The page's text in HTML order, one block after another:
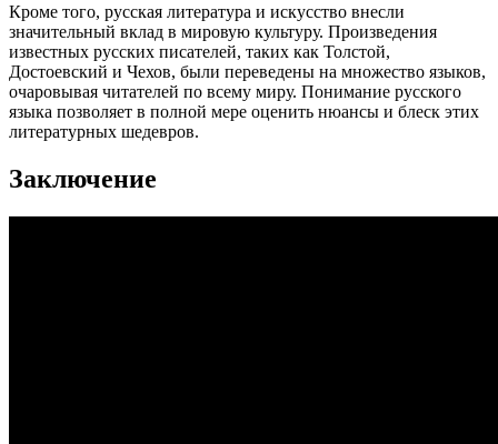
Кроме того, русская литература и искусство внесли
значительный вклад в мировую культуру. Произведения
известных русских писателей, таких как Толстой,
Достоевский и Чехов, были переведены на множество языков,
очаровывая читателей по всему миру. Понимание русского
языка позволяет в полной мере оценить нюансы и блеск этих
литературных шедевров.
Заключение